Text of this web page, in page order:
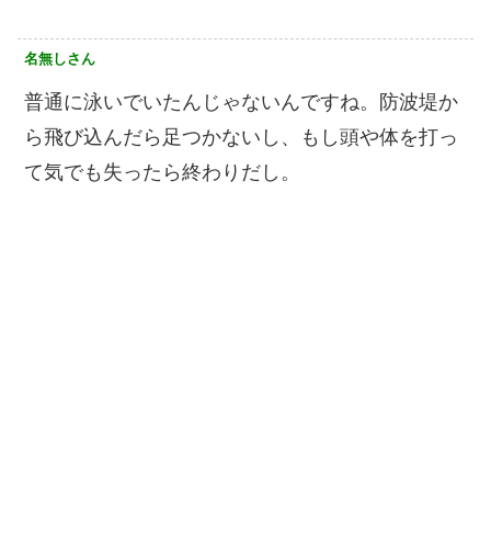
名無しさん
普通に泳いでいたんじゃないんですね。防波堤か
ら飛び込んだら足つかないし、もし頭や体を打っ
て気でも失ったら終わりだし。